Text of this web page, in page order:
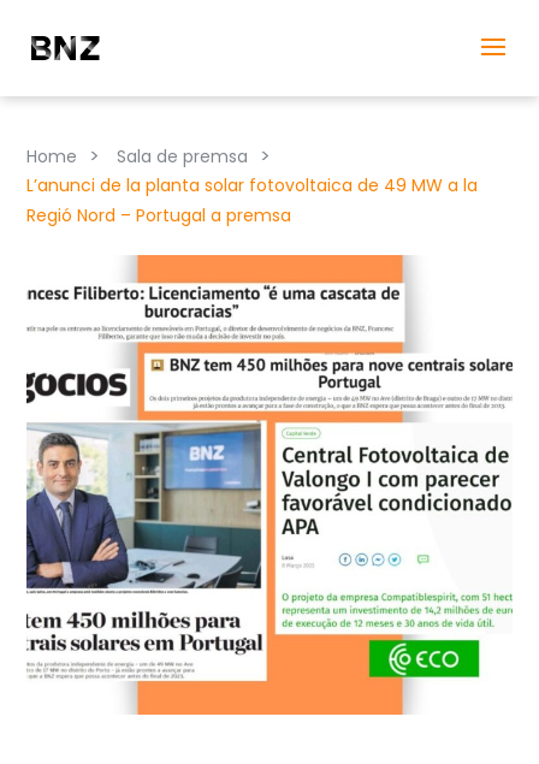
Home > Sala de premsa >
L’anunci de la planta solar fotovoltaica de 49 MW a la
Regió Nord – Portugal a premsa